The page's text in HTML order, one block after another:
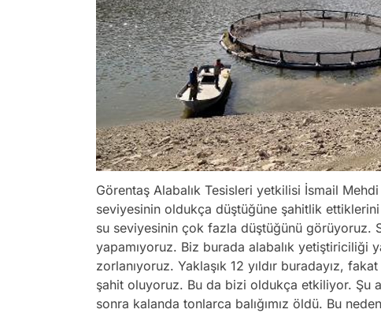
Görentaş Alabalık Tesisleri yetkilisi İsmail
seviyesinin oldukça düştüğüne şahitlik
su seviyesinin çok fazla düştüğünü görüyoruz.
yapamıyoruz. Biz burada alabalık yetiştiriciliği
zorlanıyoruz. Yaklaşık 12 yıldır buradayız,
şahit oluyoruz. Bu da bizi oldukça etkiliyor. Şu
sonra kalanda tonlarca balığımız öldü. Bu